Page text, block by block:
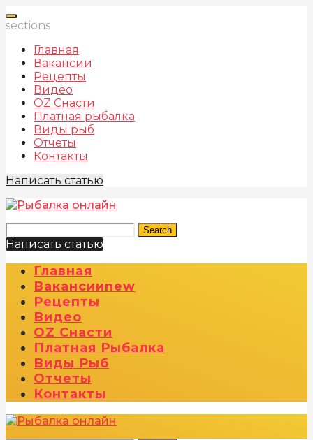
sections
Главная
Вакансии
Рецепты
Видео
OZ Снасти
Платная рыбалка
Виды рыб
Отчеты
Контакты
Написать статью
Search
Написать статью
Главная
ВакансииNew
Рецепты
Видео
OZ Снасти
Платная Рыбалка
Виды Рыб
Отчеты
Контакты